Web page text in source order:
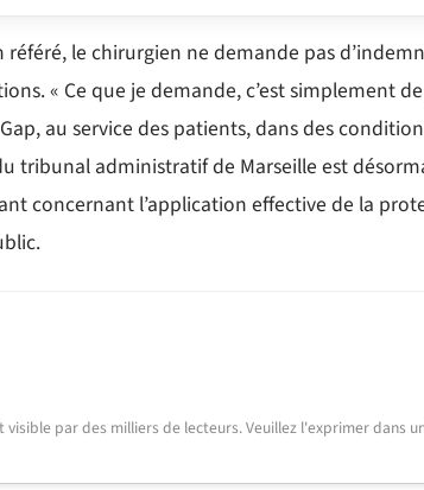
référé, le chirurgien ne demande pas
« Ce que je demande, c’est simplement
au service des patients, dans des
tribunal administratif de Marseille est
concernant l’application effective de la
visible par des milliers de lecteurs. Veuillez l'exprimer dans